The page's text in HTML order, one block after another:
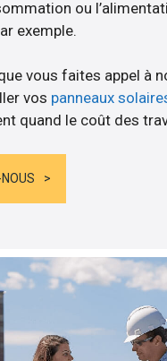
ou
exemple.
vous faites appel à
vos panneaux
quand le coût des